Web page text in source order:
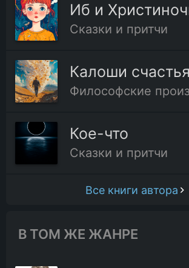
Иб и
Сказки и притчи
Калоши счастья
Философские
Кое-что
Сказки и притчи
Все книги автора
В ТОМ ЖЕ ЖАНРЕ